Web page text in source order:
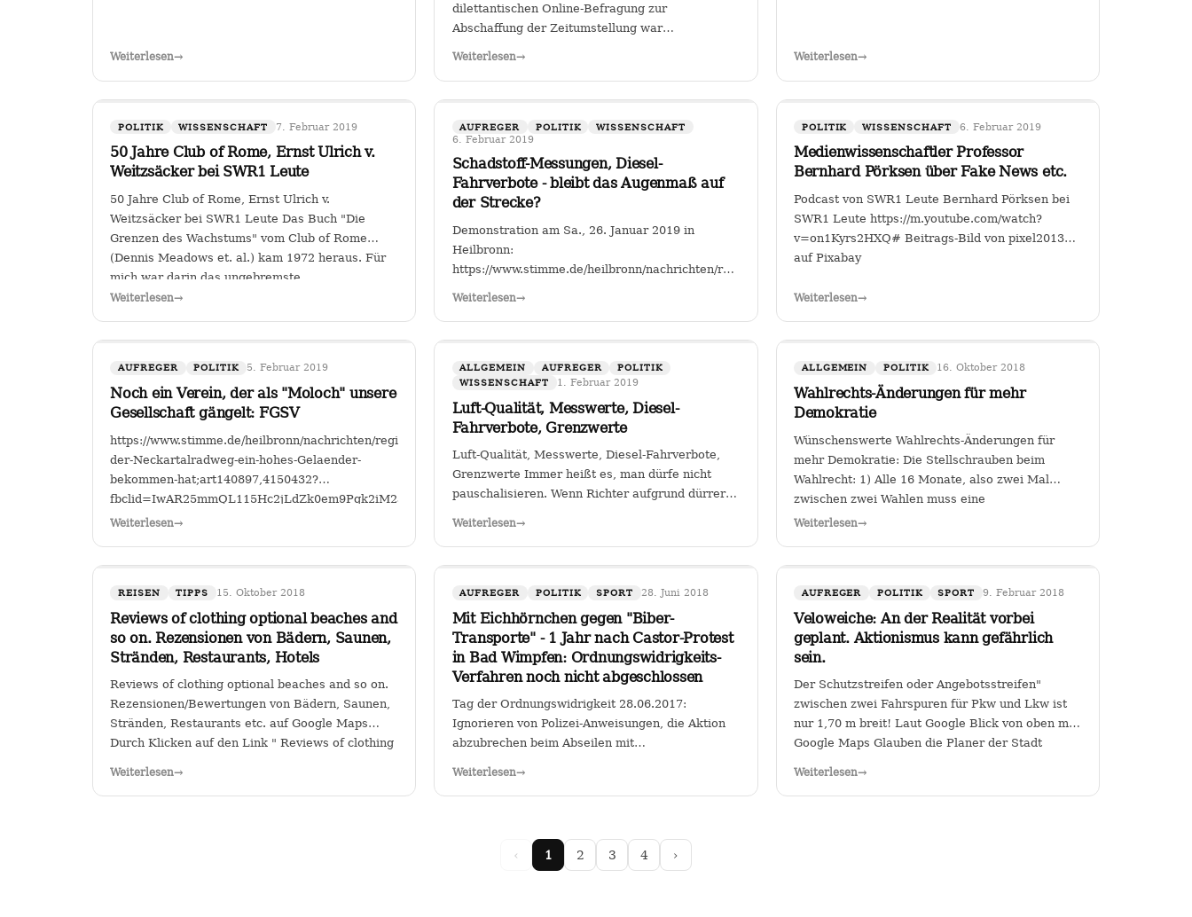
Weiterlesen→
dilettantischen Online-Befragung zur
Abschaffung der Zeitumstellung war
Weiterlesen→ Weiterlesen→
POLITIK WISSENSCHAFT 7. Februar 2019
50 Jahre Club of Rome, Ernst Ulrich v.
Weitzsäcker bei SWR1 Leute
50 Jahre Club of Rome, Ernst Ulrich v.
Weitzsäcker bei SWR1 Leute Das Buch "Die
Grenzen des Wachstums" vom Club of Rome
(Dennis Meadows et. al.) kam 1972 heraus. Für
mich war darin das ungebremste
Bevölkerungswachstum als die größte
Weiterlesen→
AUFREGER POLITIK WISSENSCHAFT
6. Februar 2019
Schadstoff-Messungen, Diesel-
Fahrverbote - bleibt das Augenmaß auf
der Strecke?
Demonstration am Sa., 26. Januar 2019 in
Heilbronn:
https://www.stimme.de/heilbronn/nachrichten/region/Streitfall-
Weiterlesen→
POLITIK WISSENSCHAFT 6. Februar 2019
Medienwissenschaftler Professor
Bernhard Pörksen über Fake News etc.
Podcast von SWR1 Leute Bernhard Pörksen bei
SWR1 Leute https://m.youtube.com/watch?
v=on1Kyrs2HXQ# Beitrags-Bild von pixel2013
auf Pixabay
Weiterlesen→
AUFREGER POLITIK 5. Februar 2019
Noch ein Verein, der als "Moloch" unsere
Gesellschaft gängelt: FGSV
https://www.stimme.de/heilbronn/nachrichten/region/Warum-
der-Neckartalradweg-ein-hohes-Gelaender-
bekommen-hat;art140897,4150432?
fbclid=IwAR25mmQL115Hc2jLdZk0em9Pqk2iM2a2BKkGUhNebsOpBpQQ3C_1KYTFwes
FGSV , ein (noch?) gemeinnütziger Verein mit
Weiterlesen→
ALLGEMEIN AUFREGER
POLITIK
WISSENSCHAFT
1. Februar 2019
Luft-Qualität, Messwerte, Diesel-
Fahrverbote, Grenzwerte
Luft-Qualität, Messwerte, Diesel-Fahrverbote,
Grenzwerte Immer heißt es, man dürfe nicht
pauschalisieren. Wenn Richter aufgrund dürrer
Weiterlesen→
ALLGEMEIN POLITIK 16. Oktober 2018
Wahlrechts-Änderungen für mehr
Demokratie
Wünschenswerte Wahlrechts-Änderungen für
mehr Demokratie: Die Stellschrauben beim
Wahlrecht: 1) Alle 16 Monate, also zwei Mal
zwischen zwei Wahlen muss eine
Volksabstimmung abgehalten werden zur Arbeit
Weiterlesen→
REISEN TIPPS 15. Oktober 2018
Reviews of clothing optional beaches and
so on. Rezensionen von Bädern, Saunen,
Stränden, Restaurants, Hotels
Reviews of clothing optional beaches and so on.
Rezensionen/Bewertungen von Bädern, Saunen,
Stränden, Restaurants etc. auf Google Maps
Durch Klicken auf den Link " Reviews of clothing
Weiterlesen→
AUFREGER POLITIK SPORT 28. Juni 2018
Mit Eichhörnchen gegen "Biber-
Transporte" - 1 Jahr nach Castor-Protest
in Bad Wimpfen: Ordnungswidrigkeits-
Verfahren noch nicht abgeschlossen
Tag der Ordnungswidrigkeit 28.06.2017:
Ignorieren von Polizei-Anweisungen, die Aktion
abzubrechen beim Abseilen mit
Weiterlesen→
AUFREGER POLITIK SPORT 9. Februar 2018
Veloweiche: An der Realität vorbei
geplant. Aktionismus kann gefährlich
sein.
Der Schutzstreifen oder Angebotsstreifen"
zwischen zwei Fahrspuren für Pkw und Lkw ist
nur 1,70 m breit! Laut Google Blick von oben mit
Google Maps Glauben die Planer der Stadt
Weiterlesen→
‹ 1 2 3 4 ›